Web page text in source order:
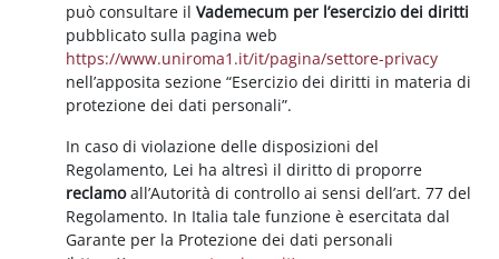
può consultare ilVademecum per l’esercizio dei diritti
pubblicato sulla pagina web
https://www.uniroma1.it/it/pagina/settore-privacy
nell’apposita sezione “Esercizio dei diritti in materia di
protezione dei dati personali”.
In caso di violazione delle disposizioni del
Regolamento, Lei ha altresì il diritto di proporre
reclamoall’Autorità di controllo ai sensi dell’art. 77 del
Regolamento. In Italia tale funzione è esercitata dal
Garante per la Protezione dei dati personali